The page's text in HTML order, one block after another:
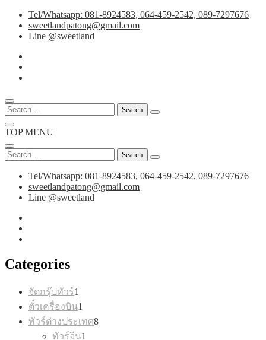
Skip
content
Tel/Whatsapp: 081-8924583, 064-459-2542, 089-7297676
sweetlandpatong@gmail.com
Line @sweetland
Search
for:
TOP MENU
Search
for:
Tel/Whatsapp: 081-8924583, 064-459-2542, 089-7297676
sweetlandpatong@gmail.com
Line @sweetland
Categories
จัดกรุ๊ปทัวร์1
ตั๋วเครื่องบิน1
ทัวร์ต่างประเทศ8
ทัวร์จีน1